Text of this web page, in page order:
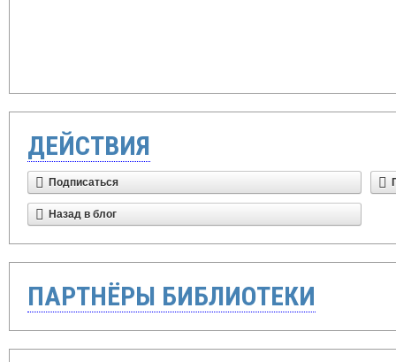
ДЕЙСТВИЯ
Подписаться
Назад в блог
ПАРТНЁРЫ БИБЛИОТЕКИ